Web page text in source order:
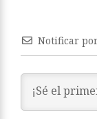
Notificar